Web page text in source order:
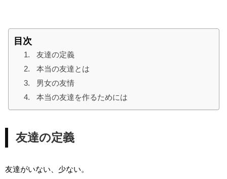
目次
友達の定義
本当の友達とは
男女の友情
本当の友達を作るためには
友達の定義
友達がいない、少ない。